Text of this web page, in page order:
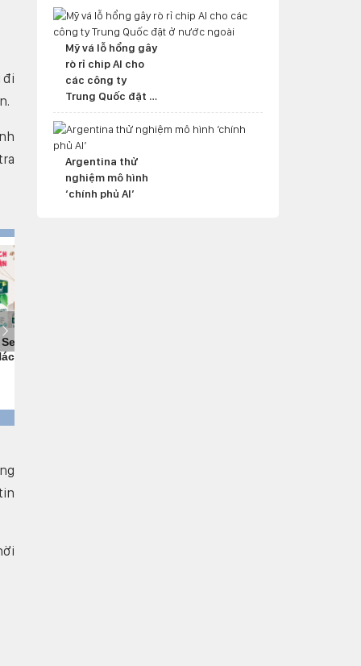
đi
Mỹ vá lỗ hổng gây
rò rỉ chip AI cho
các công ty
Trung Quốc đặt ở
nước ngoài
Argentina thử
nghiệm mô hình
‘chính phủ AI’